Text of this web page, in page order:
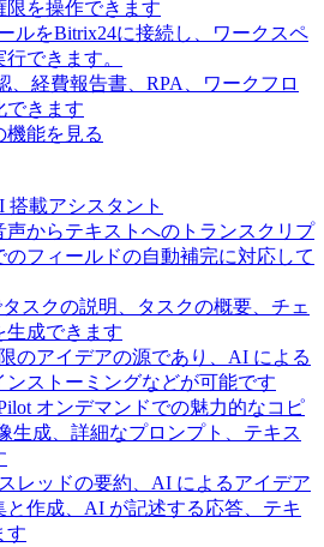
限を操作できます
ルをBitrix24に接続し、ワークスペ
できます。
、経費報告書、RPA、ワークフロ
できます
機能を見る
搭載アシスタント
声からテキストへのトランスクリプ
のフィールドの自動補完に対応して
スクの説明、タスクの概要、チェ
生成できます
のアイデアの源であり、AI による
ストーミングなどが可能です
オンデマンドでの魅力的なコピ
生成、詳細なプロンプト、テキス
スレッドの要約、AI によるアイデア
作成、AI が記述する応答、テキ
す